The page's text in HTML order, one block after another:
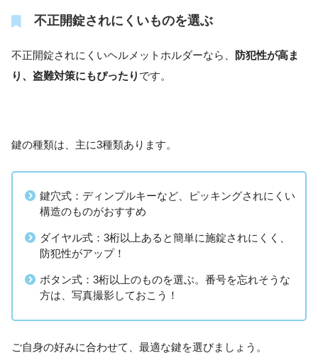
不正開錠されにくいものを選ぶ
不正開錠されにくいヘルメットホルダーなら、
防犯性が高ま
り、盗難対策にもぴったり です。
鍵の種類は、主に3種類あります。
鍵穴式：ディンプルキーなど、ピッキングされにくい
構造のものがおすすめ
ダイヤル式：3桁以上あると簡単に施錠されにくく、
防犯性がアップ！
ボタン式：3桁以上のものを選ぶ。番号を忘れそうな
方は、写真撮影しておこう！
ご自身の好みに合わせて、最適な鍵を選びましょう。